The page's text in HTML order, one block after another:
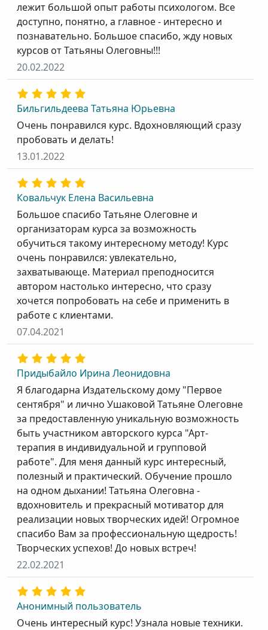
лежит большой опыт работы психологом. Все
доступно, понятно, а главное - интересно и
познавательно. Большое спасибо, жду новых
курсов от Татьяны Олеговны!!!
20.02.2022
Бильгильдеева Татьяна Юрьевна
Очень понравился курс. Вдохновляющий сразу
пробовать и делать!
13.01.2022
Ковальчук Елена Васильевна
Большое спасибо Татьяне Олеговне и
организаторам курса за возможность
обучиться такому интересному методу! Курс
очень понравился: увлекательно,
захватывающе. Материал преподносится
автором настолько интересно, что сразу
хочется попробовать на себе и применить в
работе с клиентами.
07.04.2021
Придыбайло Ирина Леонидовна
Я благодарна Издательскому дому "Первое
сентября" и лично Ушаковой Татьяне Олеговне
за предоставленную уникальную возможность
быть участником авторского курса "Арт-
терапия в индивидуальной и групповой
работе". Для меня данный курс интересный,
полезный и практический. Обучение прошло
на одном дыхании! Татьяна Олеговна -
вдохновитель и прекрасный мотиватор для
реализации новых творческих идей! Огромное
спасибо Вам за профессиональную щедрость!
Творческих успехов! До новых встреч!
22.02.2021
Анонимный пользователь
Очень интересный курс! Узнала новые техники.